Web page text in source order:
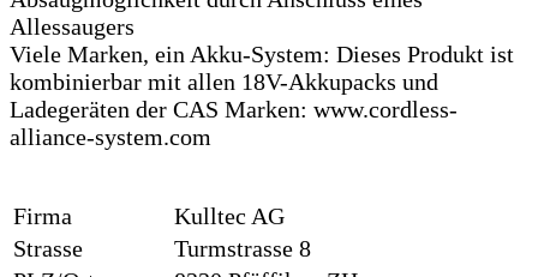
Allessaugers
Viele Marken, ein Akku-System: Dieses Produkt ist
kombinierbar mit allen 18V-Akkupacks und
Ladegeräten der CAS Marken: www.cordless-
alliance-system.com
Firma
Kulltec AG
Strasse
Turmstrasse 8